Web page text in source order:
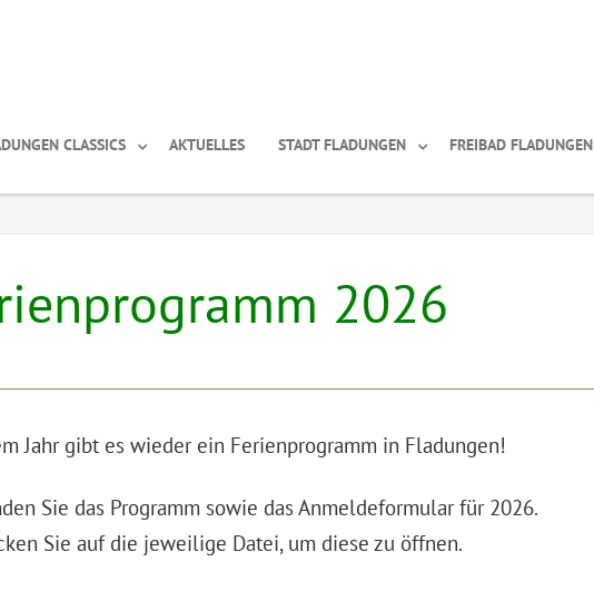
CLASSICS AKTUELLES STADT FLADUNGEN FREIBAD FLADUNGEN
2026
Jahr gibt es wieder ein Ferienprogramm in Fladungen!
Sie das Programm sowie das Anmeldeformular für 2026.
Sie auf die jeweilige Datei, um diese zu öffnen.